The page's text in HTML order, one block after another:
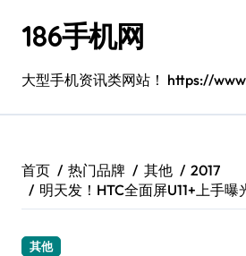
186手机网
大型手机资讯类网站！ https://
首页 热门品牌 其他
2017
明天发！HTC全面屏U11+上手
其他